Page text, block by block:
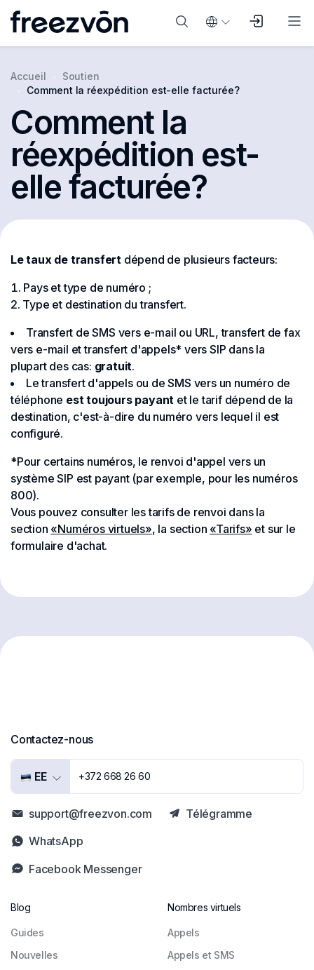
Accueil
Soutien
Comment la réexpédition est-elle facturée?
Comment la
réexpédition est-
elle facturée?
Le taux de transfert dépend de plusieurs facteurs:
Pays et type de numéro ;
Type et destination du transfert.
Transfert de SMS vers e-mail ou URL, transfert de fax
vers e-mail et transfert d'appels* vers SIP dans la
plupart des cas: gratuit.
Le transfert d'appels ou de SMS vers un numéro de
téléphone est toujours payant et le tarif dépend de la
destination, c'est-à-dire du numéro vers lequel il est
configuré.
*Pour certains numéros, le renvoi d'appel vers un
système SIP est payant (par exemple, pour les numéros
800).
Vous pouvez consulter les tarifs de renvoi dans la
section «Numéros virtuels», la section «Tarifs» et sur le
formulaire d'achat.
Contactez-nous
EE +372 668 26 60
support@freezvon.com
Facebook Messenger
Télégramme
WhatsApp
Blog
Guides
Nouvelles
Nombres virtuels
Appels
Appels et SMS